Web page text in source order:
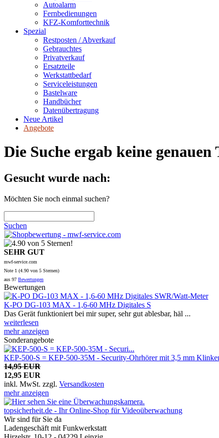
Autoalarm
Fernbedienungen
KFZ-Komforttechnik
Spezial
Restposten / Abverkauf
Gebrauchtes
Privatverkauf
Ersatzteile
Werkstattbedarf
Serviceleistungen
Bastelware
Handbücher
Datenübertragung
Neue Artikel
Angebote
Die Suche ergab keine genauen
Gesucht wurde nach:
Möchten Sie noch einmal suchen?
Suchen
SEHR GUT
mwf-service.com
Note 1 (4.90 von 5 Sternen)
aus 97 Bewertungen
Bewertungen
K-PO DG-103 MAX - 1,6-60 MHz Digitales S
Das Gerät funktioniert bei mir super, sehr gut ablesbar, häl ...
weiterlesen
mehr anzeigen
Sonderangebote
KEP-500-S = KEP-500-35M - Security-Ohrhörer mit 3,5 mm
14,95 EUR
12,95 EUR
inkl. MwSt. zzgl. Versandkosten
mehr anzeigen
topsicherheit.de - Ihr Online-Shop für Videoüberwachung
Wir sind für Sie da
Ladengeschäft mit Funkwerkstatt